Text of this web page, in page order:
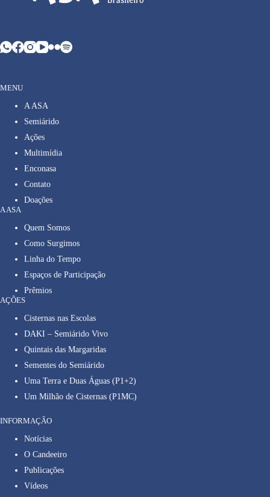
MENU
A ASA
Semiárido
Ações
Multimídia
Enconasa
Contato
Doações
A ASA
Quem Somos
Como Surgimos
Linha do Tempo
Espaços de Participação
Prêmios
AÇÕES
Cisternas nas Escolas
DAKI – Semiárido Vivo
Quintais das Margaridas
Sementes do Semiárido
Uma Terra e Duas Águas (P1+2)
Um Milhão de Cisternas (P1MC)
INFORMAÇÃO
Notícias
O Candeeiro
Publicações
Vídeos